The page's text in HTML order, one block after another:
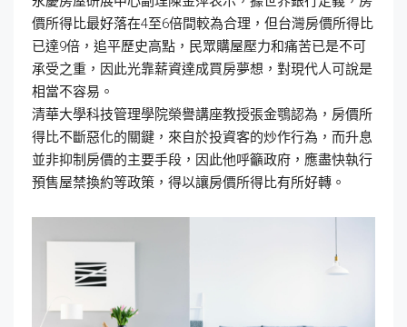
價所得比最好落在4至6倍間較為合理，但台灣房價所得比
已達9倍，追平歷史高點，民眾購屋壓力和痛苦已是不可
承受之重，因此光靠薪資達成買房夢想，對現代人可說是
相當不容易。
清華大學科技管理學院榮譽講座教授張金鶚認為，房價所
得比不斷惡化的關鍵，來自於投資客的炒作行為，而升息
並非抑制房價的主要手段，因此他呼籲政府，應盡快執行
預售屋禁換約等政策，得以讓房價所得比有所好轉。